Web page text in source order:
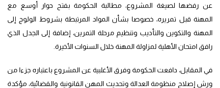
عن رفضها لصيغة المشروع، مطالبة الحكومة بفتح حوار أوسع مع
المهنة قبل تمريره، خصوصا بشأن المواد المرتبطة بشروط الولوج إلى
المهنة والتكوين والتأديب وتنظيم مرحلة التمرين، إضافة إلى الجدل الذي
رافق امتحان الأهلية لمزاولة المهنة خلال السنوات الأخيرة.
في المقابل، دافعت الحكومة وفرق الأغلبية عن المشروع باعتباره جزءا من
ورش إصلاح منظومة العدالة وتحديث المهن القانونية والقضائية، مؤكدة